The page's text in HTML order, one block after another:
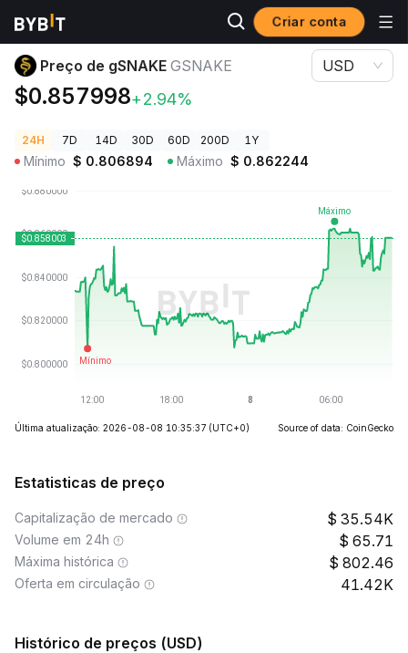
Criar conta
Preços de Criptomoedas Preço de gSNAKE GSNAKE
Preço de gSNAKE GSNAKE
$0.857998+2.94%
USD
24H 7D 14D 30D 60D 200D 1Y
Mínimo $ 0.806894 Máximo $ 0.862244
Última atualização: 2026-08-08 10:35:37 (UTC+0) Source of data: CoinGecko
Estatisticas de preço
Capitalização de mercado 35.54K
Volume em 24h 65.71
Máxima histórica 802.46
Oferta em circulação 41.42K
Histórico de preços (USD)